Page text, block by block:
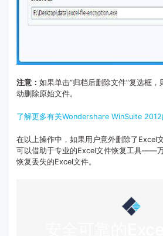
注意： 如果单击“归档后删除文件”复选框
动删除原始文件。
了解更多有关Wondershare WinSuite 2012
在以上操作中，如果用户意外删除了Excel
可以借助于专业的Excel文件恢复工具——
恢复丢失的Excel文件。